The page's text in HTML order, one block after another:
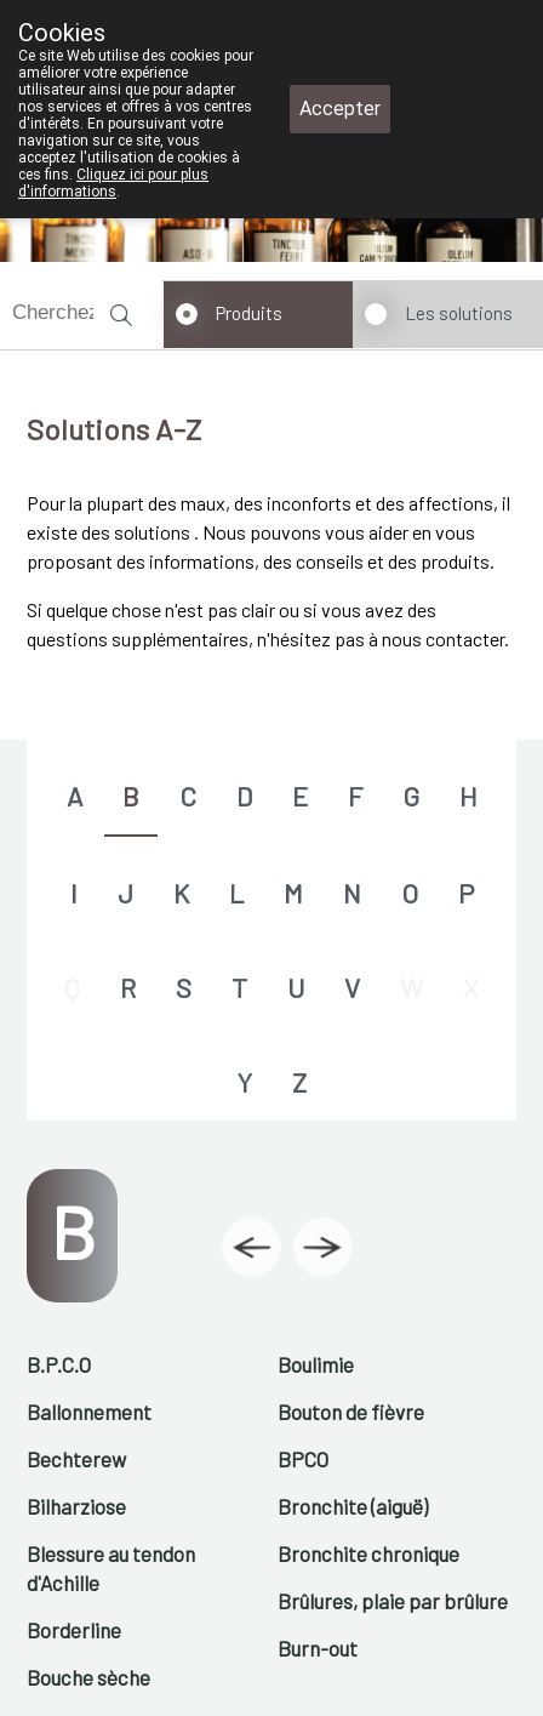
fermé
Solutions A-Z
Produits Les solutions
Pour la plupart des maux, des inconforts et des affections, il
existe des solutions . Nous pouvons vous aider en vous
proposant des informations, des conseils et des produits.
Si quelque chose n'est pas clair ou si vous avez des
questions supplémentaires, n'hésitez pas à nous contacter.
A B C D E F G H
I J K L M N O P
R S T U V
Y Z
B
B.P.C.O
Ballonnement
Bechterew
Bilharziose
Blessure au tendon
d'Achille
Borderline
Bouche sèche
Boulimie
Bouton de fièvre
BPCO
Bronchite (aiguë)
Bronchite chronique
Brûlures, plaie par brûlure
Burn-out
Cookies
Ce site Web utilise des cookies pour
améliorer votre expérience
utilisateur ainsi que pour adapter
nos services et offres à vos centres
d'intérêts. En poursuivant votre
navigation sur ce site, vous
acceptez l'utilisation de cookies à
ces fins. Cliquez ici pour plus
d'informations.
Accepter